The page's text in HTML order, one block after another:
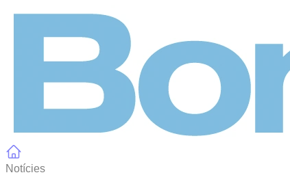
Notícies